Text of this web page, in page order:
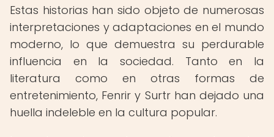
Estas historias han sido objeto de numerosas
interpretaciones y adaptaciones en el mundo
moderno, lo que demuestra su perdurable
influencia en la sociedad. Tanto en la
literatura como en otras formas de
entretenimiento, Fenrir y Surtr han dejado una
huella indeleble en la cultura popular.